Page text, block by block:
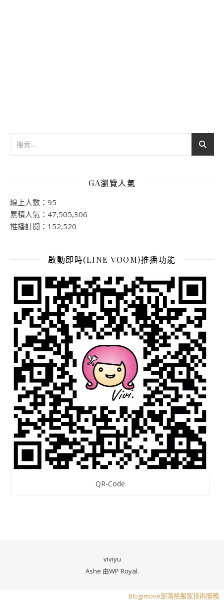
GA瀏覽人氣
線上人數：95
累積人氣：47,505,306
推播訂閱：152,520
啟動即時(LINE VOOM)推播功能
QR-Code
viviyu
Ashe 由WP Royal.
Blogimove部落格搬家技術服務